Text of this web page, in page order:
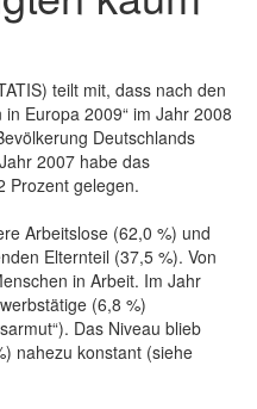
teilt mit, dass nach den
Europa 2009“ im Jahr 2008
Deutschlands
2007 habe das
Prozent gelegen.
Arbeitslose (62,0 %) und
Elternteil (37,5 %). Von
in Arbeit. Im Jahr
(6,8 %)
Das Niveau blieb
nahezu konstant (siehe